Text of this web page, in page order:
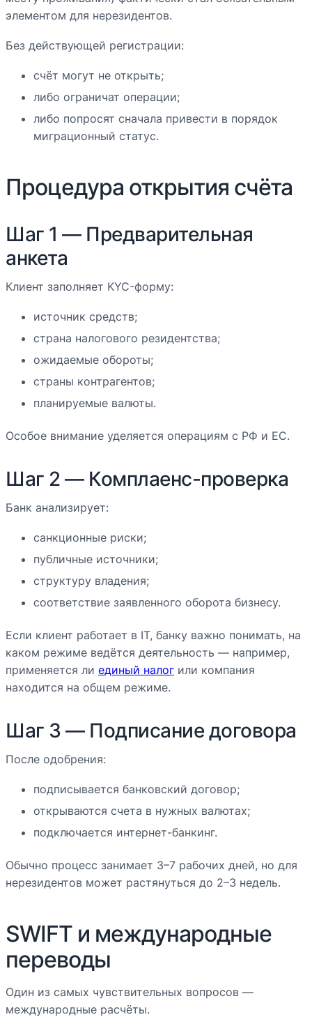
элементом для нерезидентов.
Без действующей регистрации:
счёт могут не открыть;
либо ограничат операции;
либо попросят сначала привести в порядок
миграционный статус.
Процедура открытия счёта
Шаг 1 — Предварительная
анкета
Клиент заполняет KYC-форму:
источник средств;
страна налогового резидентства;
ожидаемые обороты;
страны контрагентов;
планируемые валюты.
Особое внимание уделяется операциям с РФ и ЕС.
Шаг 2 — Комплаенс-проверка
Банк анализирует:
санкционные риски;
публичные источники;
структуру владения;
соответствие заявленного оборота бизнесу.
Если клиент работает в IT, банку важно понимать, на
каком режиме ведётся деятельность — например,
применяется ли единый налог или компания
находится на общем режиме.
Шаг 3 — Подписание договора
После одобрения:
подписывается банковский договор;
открываются счета в нужных валютах;
подключается интернет-банкинг.
Обычно процесс занимает 3–7 рабочих дней, но для
нерезидентов может растянуться до 2–3 недель.
SWIFT и международные
переводы
Один из самых чувствительных вопросов —
международные расчёты.